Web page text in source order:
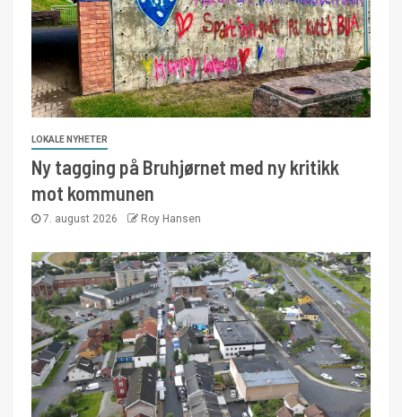
LOKALE NYHETER
Ny tagging på Bruhjørnet med ny kritikk
mot kommunen
7. august 2026 Roy Hansen